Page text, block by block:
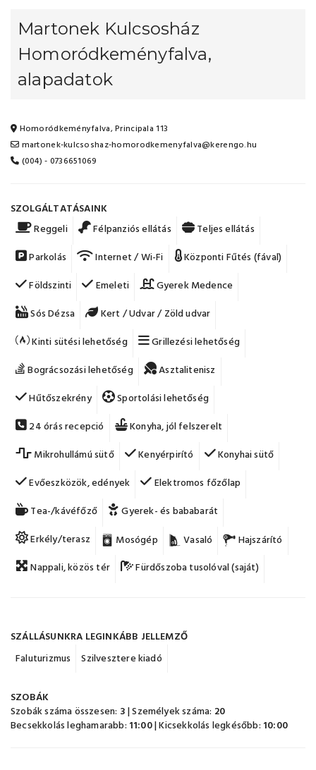
Martonek Kulcsosház
Homoródkeményfalva,
alapadatok
Homoródkeményfalva, Principala 113
martonek-kulcsoshaz-homorodkemenyfalva@kerengo.hu
(004) - 0736651069
SZOLGÁLTATÁSAINK
Reggeli
Félpanziós ellátás
Teljes ellátás
Parkolás
Internet / Wi-Fi
Központi Fűtés (fával)
Földszinti
Emeleti
Gyerek Medence
Sós Dézsa
Kert / Udvar / Zöld udvar
Kinti sütési lehetőség
Grillezési lehetőség
Bográcsozási lehetőség
Asztalitenisz
Hűtőszekrény
Sportolási lehetőség
24 órás recepció
Konyha, jól felszerelt
Mikrohullámú sütő
Kenyérpirító
Konyhai sütő
Evőeszközök, edények
Elektromos főzőlap
Tea-/kávéfőző
Gyerek- és bababarát
Erkély/terasz
Mosógép Vasaló
Hajszárító
Nappali, közös tér
Fürdőszoba tusolóval (saját)
SZÁLLÁSUNKRA LEGINKÁBB JELLEMZŐ
Faluturizmus
Szilvesztere kiadó
SZOBÁK
Szobák száma összesen: 3| Személyek száma: 20
Becsekkolás leghamarabb: 11:00| Kicsekkolás legkésőbb: 10:00